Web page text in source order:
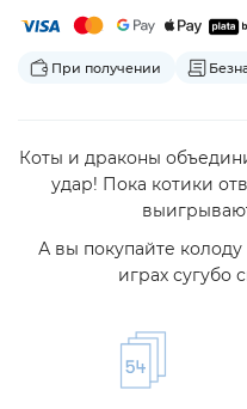
При получении
Коты и драконы
удар! Пока котики
А вы покупайте
играх сугубо